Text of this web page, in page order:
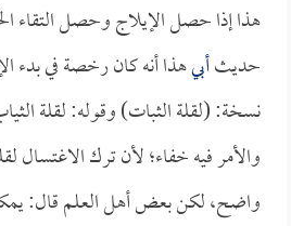
هذا إذا حصل الإيلاج وحصل التقاء
حديثأبيهذا أنه كان رخصة في بدء
نسخة: (لقلة الثبات) وقوله: لقلة
والأمر فيه خفاء؛ لأن ترك الاغتسال
واضح، لكن بعض أهل العلم قال: